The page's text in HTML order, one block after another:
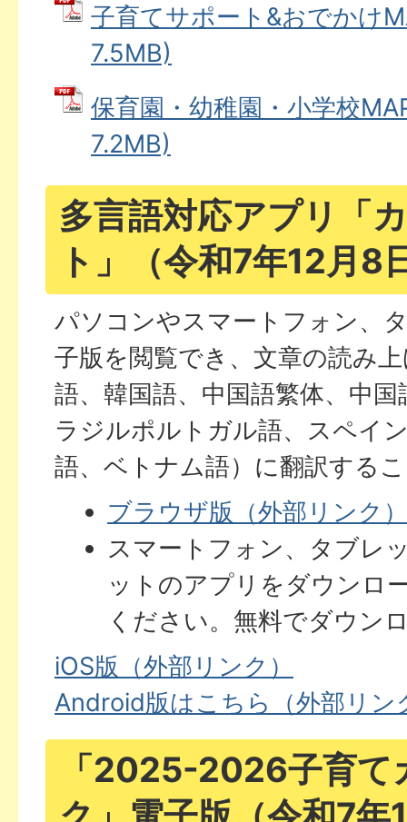
子育てサポート&おでかけ
7.5MB)
保育園・幼稚園・小学校
7.2MB)
多言語対応アプリ「
ト」（令和7年12月8
パソコンやスマートフォン、
子版を閲覧でき、文章の読み
語、韓国語、中国語繁体、中
ラジルポルトガル語、スペイ
語、ベトナム語）に翻訳する
ブラウザ版（外部リンク
スマートフォン、タブレ
ットのアプリをダウンロ
ください。無料でダウン
iOS版（外部リンク）
Android版はこちら（外部リン
「2025-2026子育て